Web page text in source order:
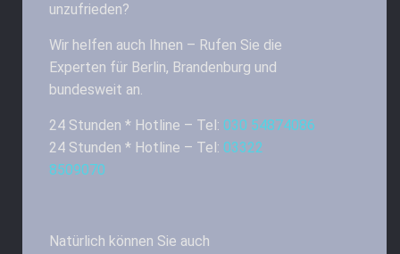
unzufrieden?
Wir helfen auch Ihnen – Rufen Sie die
Experten für Berlin, Brandenburg und
bundesweit an.
24 Stunden * Hotline – Tel: 030 54874086
24 Stunden * Hotline – Tel: 03322
8509070
Natürlich können Sie auch